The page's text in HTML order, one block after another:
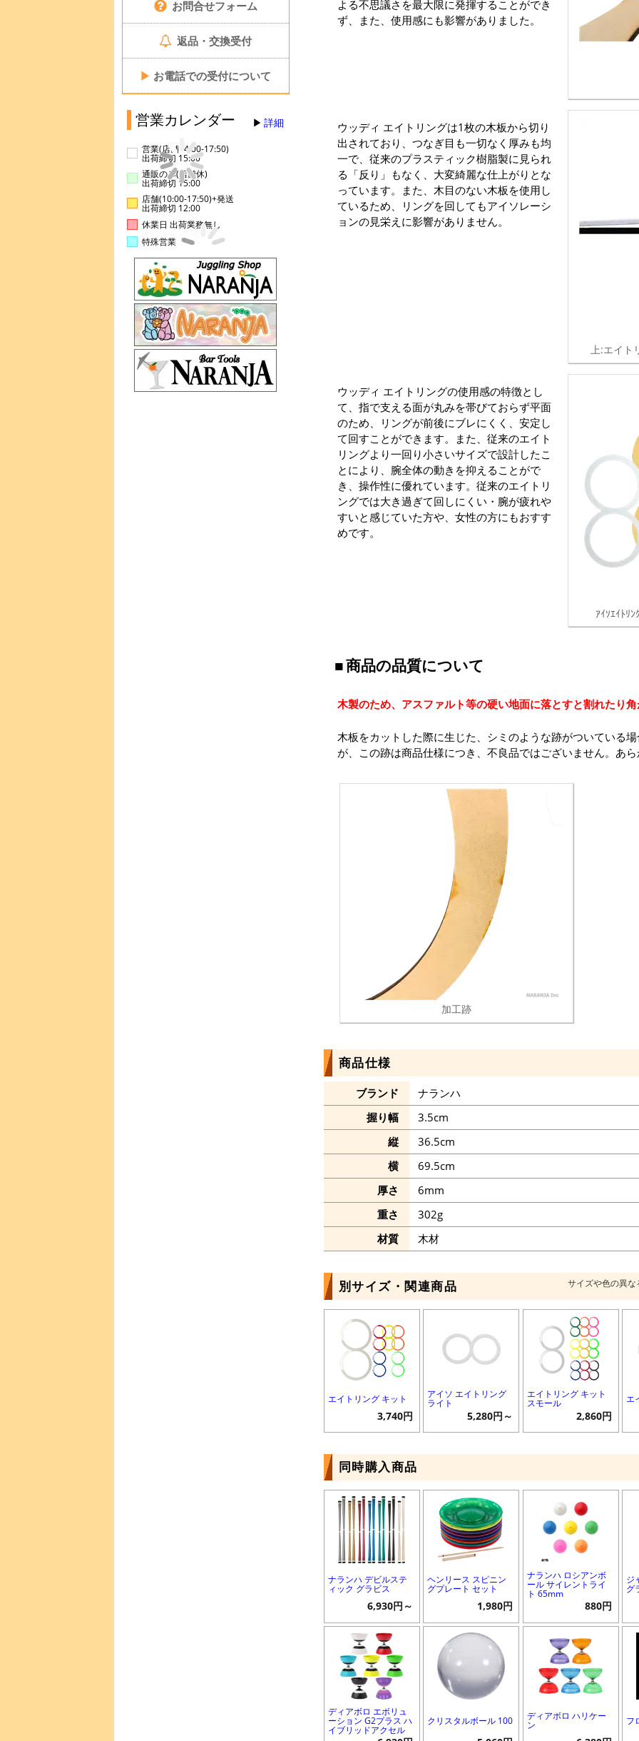
お問合せフォーム
返品・交換受付
▶ お電話での受付について
営業カレンダー 詳細
営業(店舗14:00-17:50)
出荷締切 15:00
通販のみ(店舗休)
出荷締切 15:00
店舗(10:00-17:50)+発送
出荷締切 12:00
休業日 出荷業務無し
特殊営業
よる不思議さを最大限に発揮することができ
ず、また、使用感にも影響がありました。
上:エイト
ウッディ エイトリングは1枚の木板から切り
出されており、つなぎ目も一切なく厚みも均
一で、従来のプラスティック樹脂製に見られ
る「反り」もなく、大変綺麗な仕上がりとな
っています。また、木目のない木板を使用し
ているため、リングを回してもアイソレーシ
ョンの見栄えに影響がありません。
ｱｲｿｴｲﾄﾘ
ウッディ エイトリングの使用感の特徴とし
て、指で支える面が丸みを帯びておらず平面
のため、リングが前後にブレにくく、安定し
て回すことができます。また、従来のエイト
リングより一回り小さいサイズで設計したこ
とにより、腕全体の動きを抑えることがで
き、操作性に優れています。従来のエイトリ
ングでは大き過ぎて回しにくい・腕が疲れや
すいと感じていた方や、女性の方にもおすす
めです。
商品の品質について
木製のため、アスファルト等の硬い地面に落とすと割れたり
木板をカットした際に生じた、シミのような跡がついている
が、この跡は商品仕様につき、不良品ではございません。あ
加工跡
商品仕様
ブランド
ナランハ
握り幅
3.5cm
縦
36.5cm
横
69.5cm
厚さ
6mm
重さ
302g
材質
木材
別サイズ・関連商品 サイズや色の異
エイトリング キット
3,740円
アイソ エイトリング
ライト
5,280円～
エイトリング キット
スモール
2,860円
エ
同時購入商品
ナランハ デビルステ
ィック グラビス
6,930円～
ヘンリース スピニン
グプレート セット
1,980円
ナランハ ロシアンボ
ール サイレントライ
ト 65mm
880円
ジ
グ
ディアボロ エボリュ
ーション G2プラス ハ
イブリッドアクセル
クリスタルボール 100 ディアボロ ハリケー
ン フ